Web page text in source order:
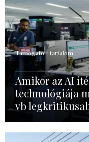
Támogatott tartalom
Amikor az AI
technológiája
vb